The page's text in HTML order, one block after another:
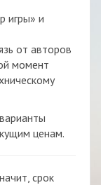
игры» и
от авторов
момент
ценам.
срок